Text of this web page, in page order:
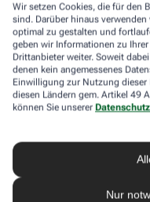
Wir setzen Cookies, die für den
sind. Darüber hinaus
optimal zu gestalten und
geben wir Informationen zu
Drittanbieter weiter. Soweit
denen kein angemessenes
Einwilligung zur Nutzung dieser
diesen Ländern gem. Artikel 49
können Sie unserer
Nur
Wohlfühloase erschaffen
ätherische Öle in eine
Raumluft befeuchtet und
Heizungsluft
mit etwas Glück die
ins Wohnzimmer.
Timerfunktion
Mikrofeine